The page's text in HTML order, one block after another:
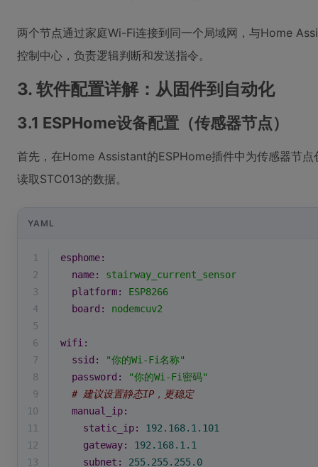
两个节点通过家庭Wi-Fi连接到同一个局域网，与Home
控制中心，负责逻辑判断和发送指令。
3. 软件配置详解：从固件到自动化
3.1 ESPHome设备配置（传感器节点）
首先，在Home Assistant的ESPHome插件中为传感器节
读取STC013的数据。
YAML
1
esphome:
2
name:
stairway_current_sensor
3
platform:
ESP8266
4
board:
nodemcuv2
5
6
wifi:
7
ssid:
"你的Wi-Fi名称"
8
password:
"你的Wi-Fi密码"
9
# 建议设置静态IP，更稳定
10
manual_ip:
11
static_ip: 192.168.1 .101
12
gateway: 192.168.1 .1
13
subnet: 255.255.255.0